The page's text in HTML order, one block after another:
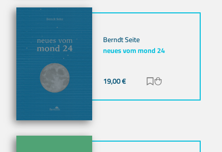
Berndt Seite
neues vom mond 24
19,00€ Zur Merkliste